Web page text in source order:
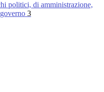
politici, di amministrazione,
3